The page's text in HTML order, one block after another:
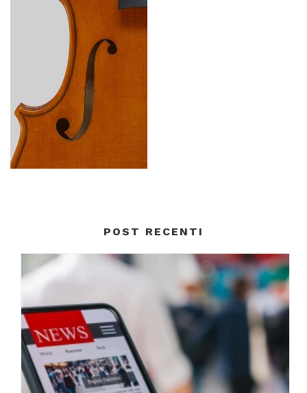
POST RECENTI